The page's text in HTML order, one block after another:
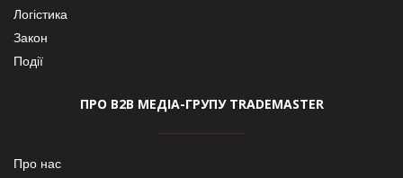
Логістика
Закон
Події
ПРО В2В МЕДІА-ГРУПУ TRADEMASTER
Про нас